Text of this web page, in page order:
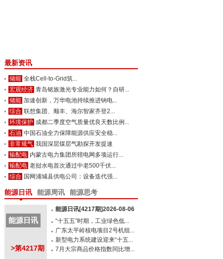
最新资讯
储能 全栈Cell-to-Grid筑...
宏观经济 青岛铭族激光专业能力如何？自研...
储能 加速创新，万华电池持续推进钠电...
综合 联想集团、顺丰、海尔智家齐登2...
环境保护 成都二季度空气质量优良天数比例...
石油 中国石油全力保障能源供应安全稳...
非常规气 我国深层煤层气勘探开发提速
输配电 内蒙古电力集团所辖电网多项运行...
输配电 老挝水电首次通过中老500千伏...
综合 国网浦城县供电公司：设备迭代强...
能源日讯 能源周讯 能源思考
能源日讯
>第4217期
能源日讯[4217期]2026-08-06
“十五五”时期，工业绿色低...
广东太平岭核电项目2号机组...
新型电力系统建设迎来“十五...
7月大宗商品价格指数同比增...